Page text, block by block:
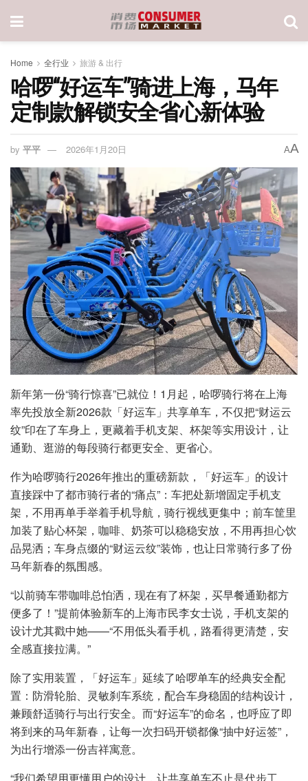
Home 全行业 旅游 & 出行
哈啰“好运车”骑进上海，马年
定制款解锁安全省心新体验
by 平平 2026年1月20日 AA
新年第一份“骑行惊喜”已就位！1月起，哈啰骑行将在上海
率先投放全新2026款「好运车」共享单车，不仅把“财运云
纹”印在了车身上，更藏着手机支架、杯架等实用设计，让
通勤、逛游的每段骑行都更安全、更省心。
作为哈啰骑行2026年推出的重磅新款，「好运车」的设计
直接踩中了都市骑行者的“痛点”：车把处新增固定手机支
架，不用再单手举着手机导航，骑行视线更集中；前车筐里
加装了贴心杯架，咖啡、奶茶可以稳稳安放，不用再担心饮
品晃洒；车身点缀的“财运云纹”装饰，也让日常骑行多了份
马年新春的氛围感。
“以前骑车带咖啡总怕洒，现在有了杯架，买早餐通勤都方
便多了！”提前体验新车的上海市民李女士说，手机支架的
设计尤其戳中她——“不用低头看手机，路看得更清楚，安
全感直接拉满。”
除了实用装置，「好运车」延续了哈啰单车的经典安全配
置：防滑轮胎、灵敏刹车系统，配合车身稳固的结构设计，
兼顾舒适骑行与出行安全。而“好运车”的命名，也呼应了即
将到来的马年新春，让每一次扫码开锁都像“抽中好运签”，
为出行增添一份吉祥寓意。
“我们希望用更懂用户的设计，让共享单车不止是代步工